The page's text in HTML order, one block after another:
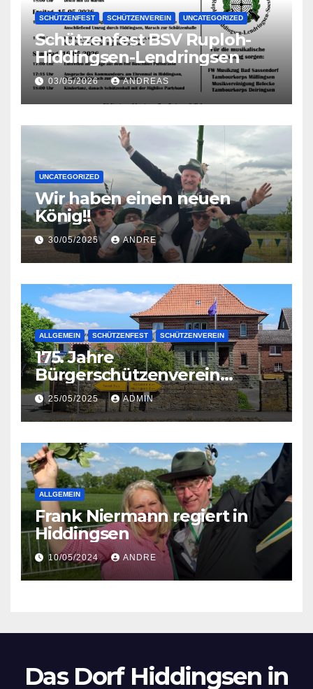
SCHÜTZENFEST SCHÜTZENVEREIN UNCATEGORIZED
Schützenfest BSV Ruploh-
Hiddingsen-Lendringsen
03/05/2026 ANDREAS
UNCATEGORIZED
Wir haben einen neuen
König!!
30/05/2025 ANDRE
ALLGEMEIN SCHÜTZENFEST SCHÜTZENVEREIN
175. Jahre
Bürgerschützenverein
Ruploh-Hiddingsen-
Lendringsen-Soest
25/05/2025 ADMIN
ALLGEMEIN
Frank Niermann regiert in
Hiddingsen
10/05/2024 ANDRE
Das Dorf Hiddingsen in